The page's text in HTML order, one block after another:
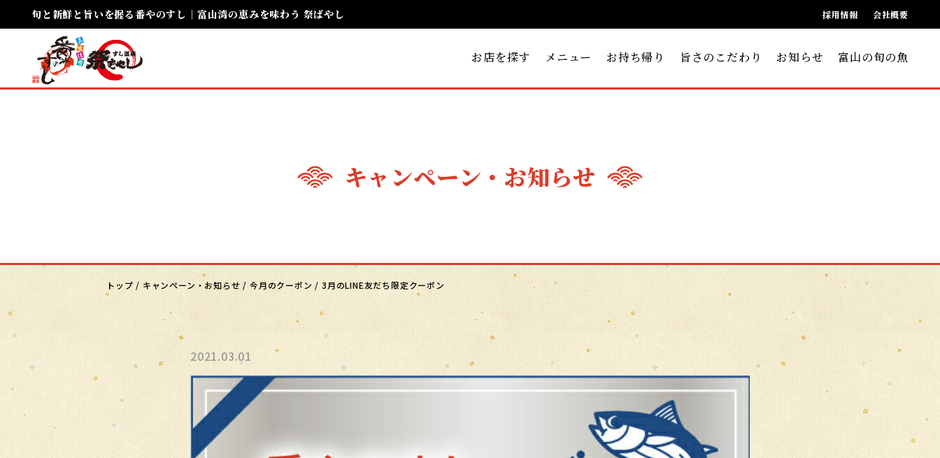
旬と新鮮と旨いを握る番やのすし｜富山湾の恵みを味わう 祭ばやし
お店を探す メニュー お持ち帰り 旨さのこだわり お知らせ 富山の旬の魚
採用情報 会社概要
キャンペーン ・お知らせ
トップ / キャンペーン・お知らせ/今月のクーポン /3月のLINE友だち限定クーポン
2021.03.01